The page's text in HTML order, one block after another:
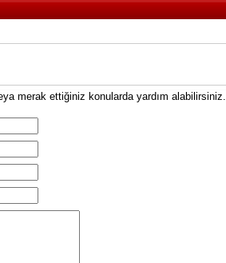
merak ettiğiniz konularda yardım alabilirsiniz.